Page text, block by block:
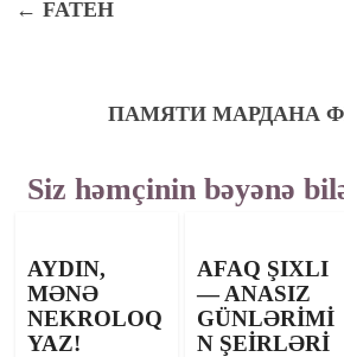
← FATEH
ПАМЯТИ МАРДАНА
Siz həmçinin bəyənə
AYDIN,
MƏNƏ
NEKROLOQ
YAZ!
AFAQ ŞIXLI
— ANASIZ
GÜNLƏRİMİ
N ŞEİRLƏRİ